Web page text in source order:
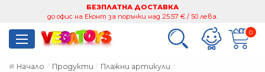
БЕЗПЛАТНА ДОСТАВКА
до офис на Еконт за поръчки над 25.57 € / 50 лева.
0
Начало Продукти Плажни артикули